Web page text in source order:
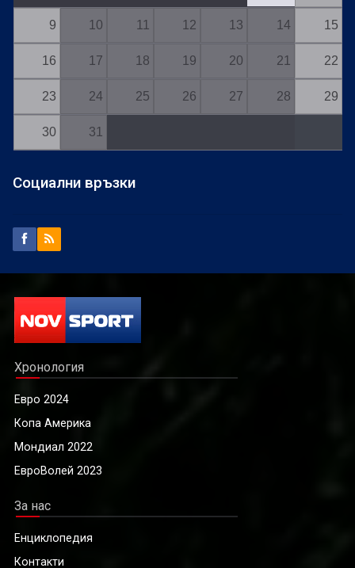
9 10 11 12 13 14 15
16 17 18 19 20 21 22
23 24 25 26 27 28 29
30 31
Социални връзки
Хронология
Евро 2024
Копа Америка
Мондиал 2022
ЕвроВолей 2023
За нас
Енциклопедия
Контакти